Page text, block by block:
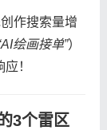
作搜索量增
绘画接单”）
！
3个雷区​